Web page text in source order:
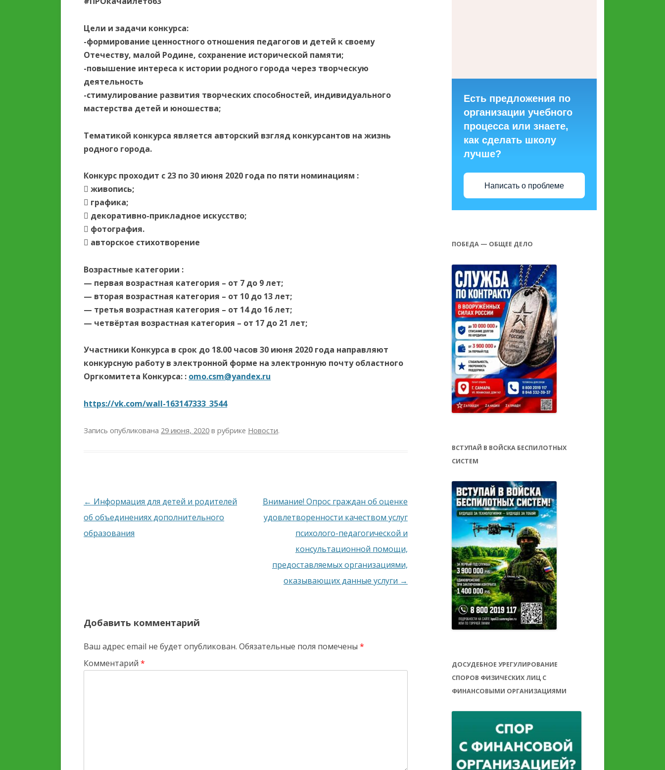
СТРУКТУРНЫЕ
ПОДРАЗДЕЛЕНИЯ
ЭНЕРГОСБЕРЕЖЕНИЕ И
ПОВЫШЕНИЕ
ЭФФЕКТИВНОСТИ
ОБРАЗОВАТЕЛЬНОЙ
ОБРАЗОВАТЕЛЬНЫЕ
СТАНДАРТЫ И ТРЕБОВАНИЯ
Цели и задачи конкурса:
-формирование ценностного отношения педагогов и детей к своему
Отечеству, малой Родине, сохранение исторической памяти;
-повышение интереса к истории родного города через творческую
деятельность
-стимулирование развития творческих способностей, индивидуального
мастерства детей и юношества;
Тематикой конкурса является авторский взгляд конкурсантов на жизнь
родного города.
Конкурс проходит с 23 по 30 июня 2020 года по пяти номинациям :
 живопись;
 графика;
 декоративно-прикладное искусство;
 фотография.
 авторское стихотворение
Возрастные категории :
— первая возрастная категория – от 7 до 9 лет;
— вторая возрастная категория – от 10 до 13 лет;
— третья возрастная категория – от 14 до 16 лет;
— четвёртая возрастная категория – от 17 до 21 лет;
Участники Конкурса в срок до 18.00 часов 30 июня 2020 года направляют
конкурсную работу в электронной форме на электронную почту областного
Оргкомитета Конкурса: : omo.csm@yandex.ru
https://vk.com/wall-163147333_3544
Запись опубликована 29 июня, 2020 в рубрике Новости.
Навигация
по
записям
← Информация для детей и родителей
об объединениях дополнительного
образования
Внимание! Опрос граждан об оценке
удовлетворенности качеством услуг
психолого-педагогической и
консультационной помощи,
предоставляемых организациями,
оказывающих данные услуги →
Добавить комментарий
Ваш адрес email не будет опубликован. Обязательные поля помечены*
Комментарий*
Есть предложения по
организации учебного
процесса или знаете,
как сделать школу
лучше?
Написать о проблеме
ПОБЕДА — ОБЩЕЕ ДЕЛО
ВСТУПАЙ В ВОЙСКА БЕСПИЛОТНЫХ
СИСТЕМ
ДОСУДЕБНОЕ УРЕГУЛИРОВАНИЕ
СПОРОВ ФИЗИЧЕСКИХ ЛИЦ С
ФИНАНСОВЫМИ ОРГАНИЗАЦИЯМИ